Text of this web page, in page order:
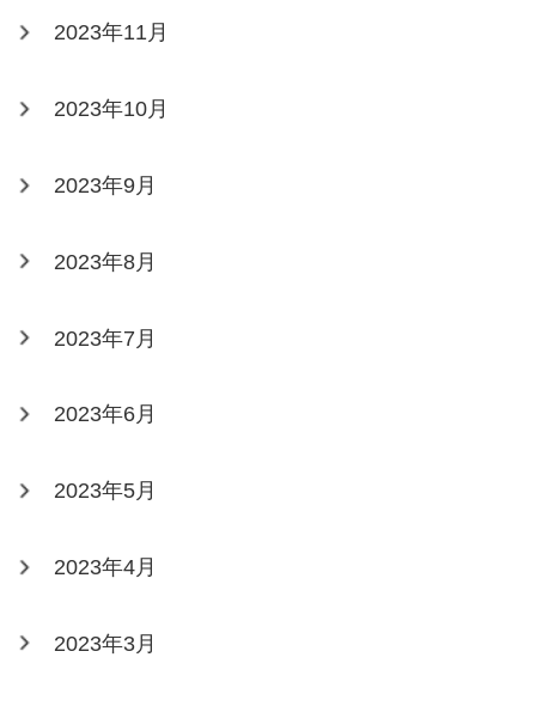
2023年11月
2023年10月
2023年9月
2023年8月
2023年7月
2023年6月
2023年5月
2023年4月
2023年3月